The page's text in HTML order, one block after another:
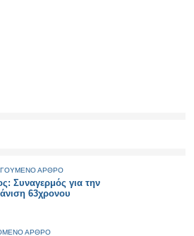
ΑΡΘΡΟ
Συναγερμός για την
63χρονου
ΑΡΘΡΟ